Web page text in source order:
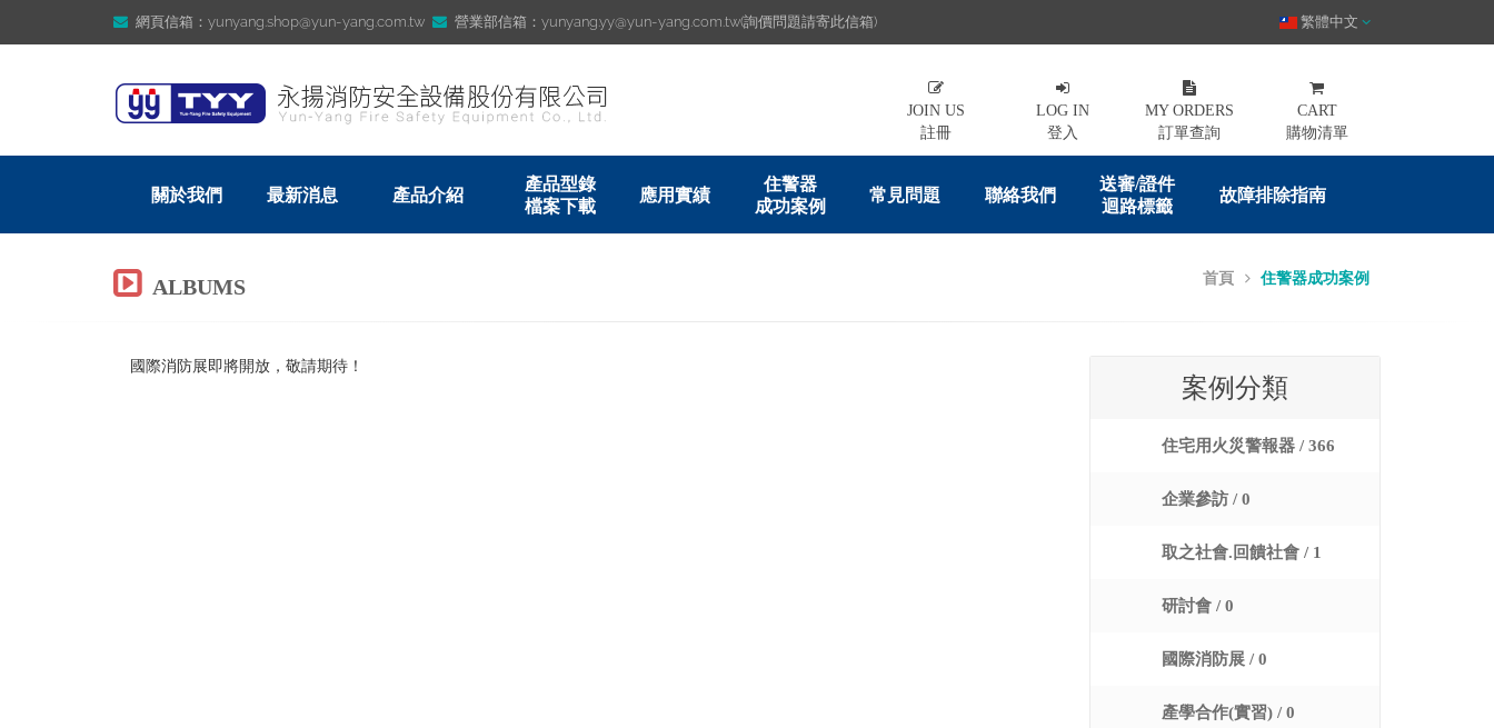
網頁信箱：yunyang.shop@yun-yang.com.tw 營業部信箱：yunyang.yy@yun-yang.com.tw(詢價問題請寄此信箱) 繁體中文
JOIN US
註冊
LOG IN
登入
MY ORDERS
訂單查詢
CART
購物清單
關於我們 最新消息 產品介紹
產品型錄
檔案下載
應用實績
住警器
成功案例
常見問題 聯絡我們
送審/證件
迴路標籤
故障排除指南
首頁 住警器成功案例
ALBUMS
國際消防展即將開放，敬請期待！
案例分類
住宅用火災警報器 / 366
企業參訪 / 0
取之社會.回饋社會 / 1
研討會 / 0
國際消防展 / 0
產學合作(實習) / 0